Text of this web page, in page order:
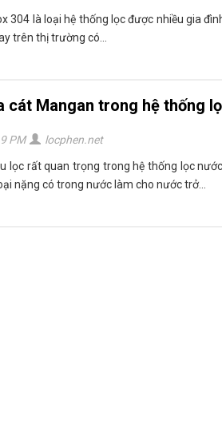
304 là loại hệ thống lọc được nhiều gia
trên thị trường có...
cát Mangan trong hệ thống
PM locphen.net
lọc rất quan trọng trong hệ thống lọc
nặng có trong nước làm cho nước trở...